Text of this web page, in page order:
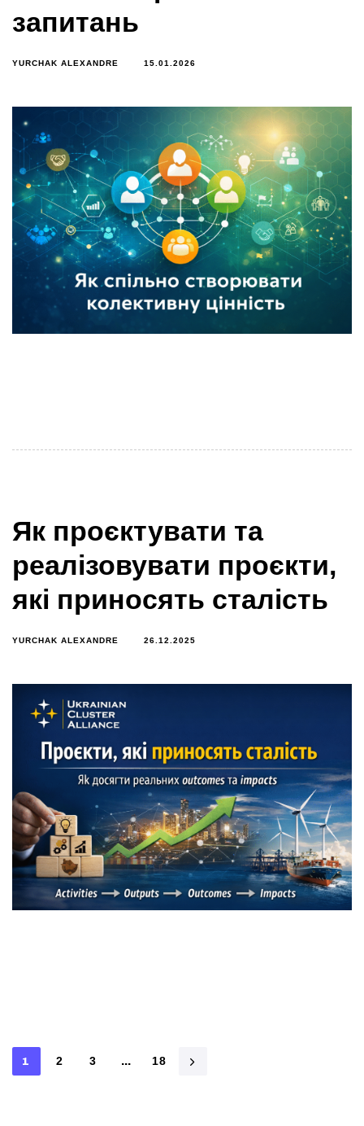
запитань
YURCHAK ALEXANDRE 15.01.2026
Як проєктувати та
реалізовувати проєкти,
які приносять сталість
YURCHAK ALEXANDRE 26.12.2025
1 2 3 … 18